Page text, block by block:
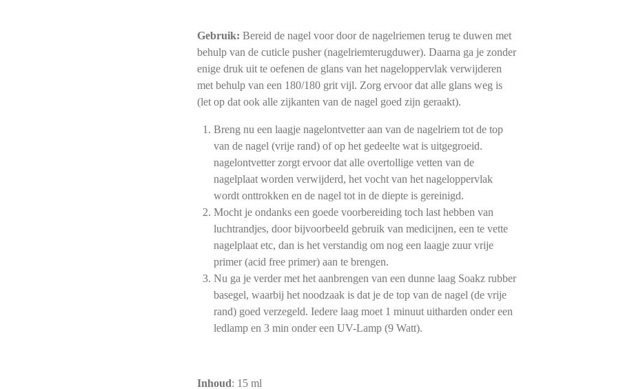
Gebruik: Bereid de nagel voor door de nagelriemen terug te duwen met
behulp van de cuticle pusher (nagelriemterugduwer). Daarna ga je zonder
enige druk uit te oefenen de glans van het nageloppervlak verwijderen
met behulp van een 180/180 grit vijl. Zorg ervoor dat alle glans weg is
(let op dat ook alle zijkanten van de nagel goed zijn geraakt).
Breng nu een laagje nagelontvetter aan van de nagelriem tot de top
van de nagel (vrije rand) of op het gedeelte wat is uitgegroeid.
nagelontvetter zorgt ervoor dat alle overtollige vetten van de
nagelplaat worden verwijderd, het vocht van het nageloppervlak
wordt onttrokken en de nagel tot in de diepte is gereinigd.
Mocht je ondanks een goede voorbereiding toch last hebben van
luchtrandjes, door bijvoorbeeld gebruik van medicijnen, een te vette
nagelplaat etc, dan is het verstandig om nog een laagje zuur vrije
primer (acid free primer) aan te brengen.
Nu ga je verder met het aanbrengen van een dunne laag Soakz rubber
basegel, waarbij het noodzaak is dat je de top van de nagel (de vrije
rand) goed verzegeld. Iedere laag moet 1 minuut uitharden onder een
ledlamp en 3 min onder een UV-Lamp (9 Watt).
Inhoud: 15 ml